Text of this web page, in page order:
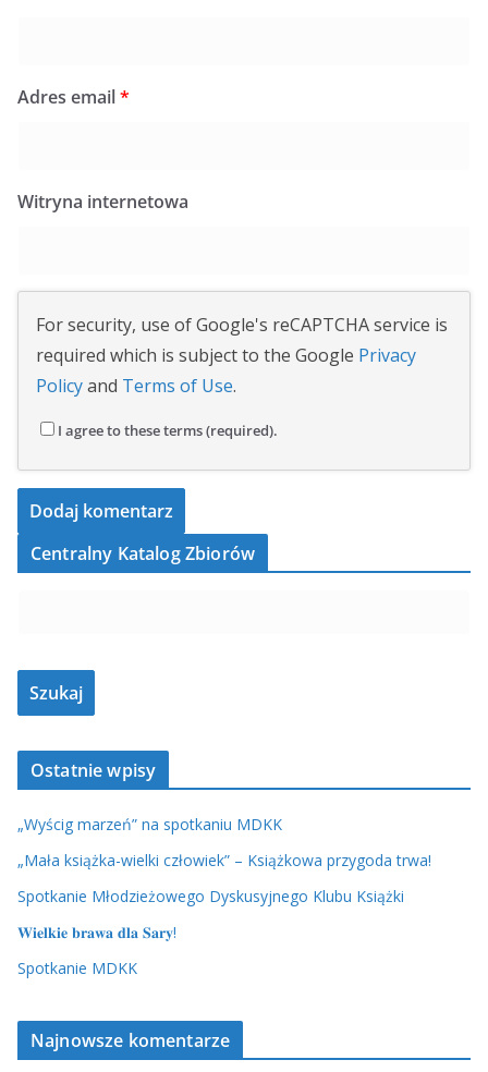
Adres email*
Witryna internetowa
For security, use of Google's reCAPTCHA service is
required which is subject to the Google Privacy
Policyand Terms of Use.
I agree to these terms (required).
Centralny Katalog Zbiorów
Ostatnie wpisy
„Wyścig marzeń” na spotkaniu MDKK
„Mała książka-wielki człowiek” – Książkowa przygoda trwa!
Spotkanie Młodzieżowego Dyskusyjnego Klubu Książki
𝐖𝐢𝐞𝐥𝐤𝐢𝐞 𝐛𝐫𝐚𝐰𝐚 𝐝𝐥𝐚 𝐒𝐚𝐫𝐲!
Spotkanie MDKK
Najnowsze komentarze